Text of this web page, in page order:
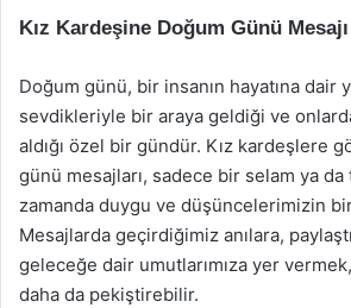
Kız Kardeşine Doğum Günü
Doğum günü, bir insanın hayatına dair
sevdikleriyle bir araya geldiği ve
aldığı özel bir gündür. Kız kardeşlere
günü mesajları, sadece bir selam ya da
zamanda duygu ve düşüncelerimizin
Mesajlarda geçirdiğimiz anılara,
geleceğe dair umutlarımıza yer vermek,
daha da pekiştirebilir.